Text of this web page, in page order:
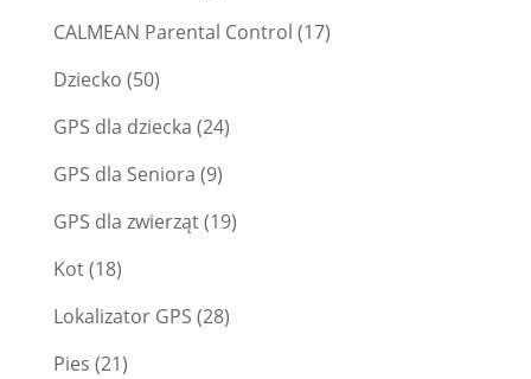
CALMEAN Parental Control (17)
Dziecko (50)
GPS dla dziecka (24)
GPS dla Seniora (9)
GPS dla zwierząt(19)
Kot(18)
Lokalizator GPS (28)
Pies (21)